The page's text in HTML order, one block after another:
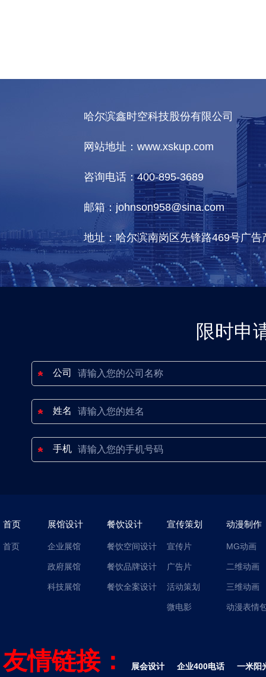
哈尔滨鑫时空科技股份有限公司
网站地址：www.xskup.com
咨询电话：400-895-3689
邮箱：johnson958@sina.com
地址：哈尔滨南岗区先锋路469号广
限时申
公司
姓名
手机
首页
首页
展馆设计
企业展馆
政府展馆
科技展馆
餐饮设计
餐饮空间设计
餐饮品牌设计
餐饮全案设计
宣传策划
宣传片
广告片
活动策划
微电影
动漫制作
MG动画
二维动画
三维动画
动漫表情
友情链接： 展会设计 企业400电话 一米阳